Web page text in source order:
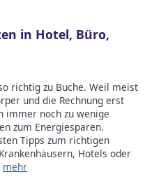
in Hotel, Büro,
richtig zu Buche. Weil meist
und die Rechnung erst
immer noch zu wenige
zum Energiesparen.
Tipps zum richtigen
Hotels oder
mehr